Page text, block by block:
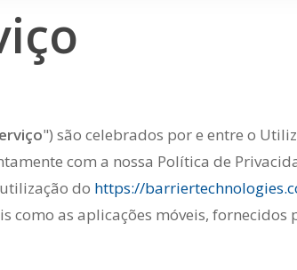
") são celebrados por e entre o
com a nossa Política de
do https://
as aplicações móveis,